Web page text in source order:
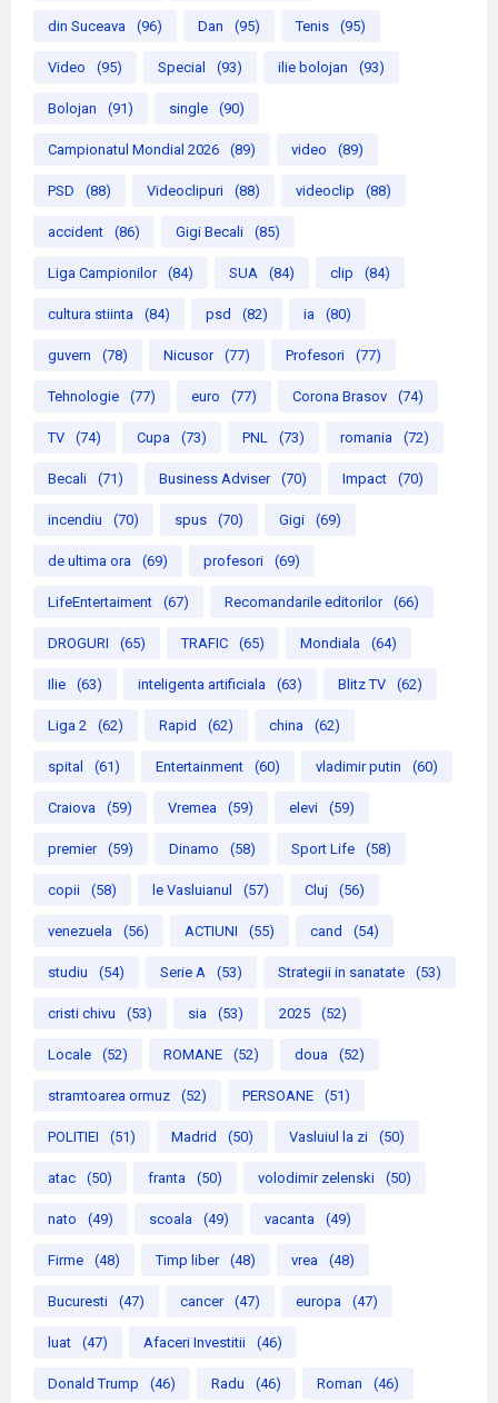
din Suceava (96) Dan (95) Tenis (95)
Video (95) Special (93) ilie bolojan (93)
Bolojan (91) single (90)
Campionatul Mondial 2026 (89) video (89)
PSD (88) Videoclipuri (88) videoclip (88)
accident (86) Gigi Becali (85)
Liga Campionilor (84) SUA (84) clip (84)
cultura stiinta (84) psd (82) ia (80)
guvern (78) Nicusor (77) Profesori (77)
Tehnologie (77) euro (77) Corona Brasov (74)
TV (74) Cupa (73) PNL (73) romania (72)
Becali (71) Business Adviser (70) Impact (70)
incendiu (70) spus (70) Gigi (69)
de ultima ora (69) profesori (69)
LifeEntertaiment (67) Recomandarile editorilor (66)
DROGURI (65) TRAFIC (65) Mondiala (64)
Ilie (63) inteligenta artificiala (63) Blitz TV (62)
Liga 2 (62) Rapid (62) china (62)
spital (61) Entertainment (60) vladimir putin (60)
Craiova (59) Vremea (59) elevi (59)
premier (59) Dinamo (58) Sport Life (58)
copii (58) le Vasluianul (57) Cluj (56)
venezuela (56) ACTIUNI (55) cand (54)
studiu (54) Serie A (53) Strategii in sanatate (53)
cristi chivu (53) sia (53) 2025 (52)
Locale (52) ROMANE (52) doua (52)
stramtoarea ormuz (52) PERSOANE (51)
POLITIEI (51) Madrid (50) Vasluiul la zi (50)
atac (50) franta (50) volodimir zelenski (50)
nato (49) scoala (49) vacanta (49)
Firme (48) Timp liber (48) vrea (48)
Bucuresti (47) cancer (47) europa (47)
luat (47) Afaceri Investitii (46)
Donald Trump (46) Radu (46) Roman (46)